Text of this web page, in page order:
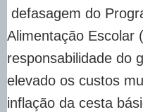
defasagem do
Alimentação Escolar
responsabilidade do
elevado os custos
inflação da cesta